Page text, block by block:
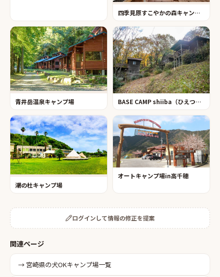
四季見原すこやかの森キャンプ場
青井岳温泉キャンプ場 BASE CAMP shiiba（ひえつきの里キャンプ場）
潮の杜キャンプ場
オートキャンプ場in高千穂
ログインして情報の修正を提案
関連ページ
→ 宮崎県の犬OKキャンプ場一覧